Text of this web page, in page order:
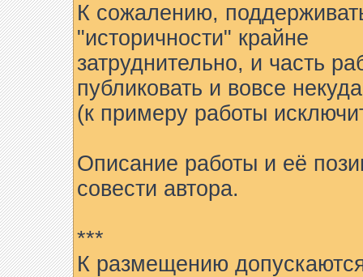
К сожалению,
"историчности" крайне
затруднительно, и часть
публиковать и вовсе
(к примеру работы
Описание работы и её
совести автора.
***
К размещению